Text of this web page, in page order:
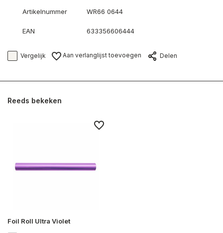
Artikelnummer WR66 0644
EAN 633356606444
Vergelijk Aan verlanglijst toevoegen Delen
Reeds bekeken
Foil Roll Ultra Violet